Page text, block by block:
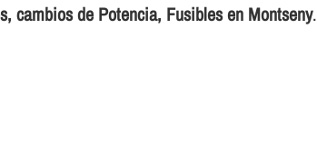
cambios de Potencia, Fusibles en Montseny.